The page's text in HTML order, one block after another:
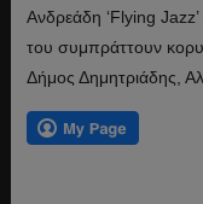
Ανδρεάδη ‘Flying
του συμπράττουν
Δήμος Δημητριάδης,